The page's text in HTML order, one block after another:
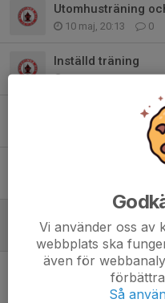
Utomhusträning
10 maj, 20:13 0
Inställd träning
5 mar, 14:14 0
0
Träningarna den
1 jan, 18:23 0
Kvällsträning och
3 dec 2025 0
Vi använder oss av
webbplats ska
även för
Så